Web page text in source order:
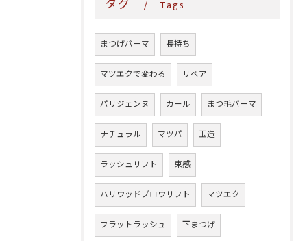
タグ Tags
まつげパーマ 長持ち
マツエクで変わる リペア
パリジェンヌ カール まつ毛パーマ
ナチュラル マツパ 玉造
ラッシュリフト 束感
ハリウッドブロウリフト マツエク
フラットラッシュ 下まつげ